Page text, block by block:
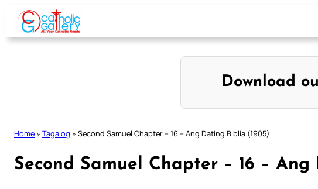
Skip
content
Download
Home » Tagalog » Second Samuel Chapter – 16 – Ang Dating Biblia (1905)
Second Samuel Chapter – 16 –